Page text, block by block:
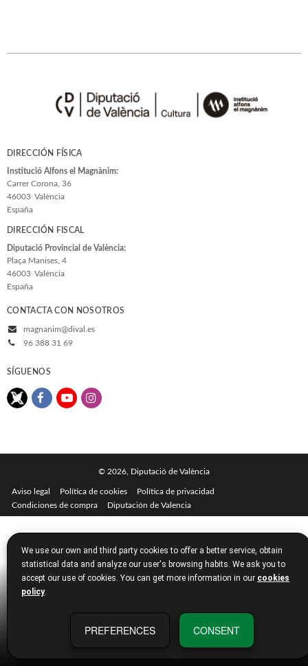
DIRECCIÓN FÍSICA
Institució Alfons el Magnànim:
Carrer Corona, 36
46003 València
España
DIRECCIÓN FISCAL
Diputació Provincial de València:
Plaça Manises, 4
46003 València
España
CONTACTA CON NOSOTROS
magnanim@dival.es
96 388 31 69
SÍGUENOS
© 2026, Diputació de València
Aviso legal Política de cookies
Política de privacidad
Condiciones de compra
Diputación de Valencia
We use our own and third party cookies to offer a better service, obtain
statistical data and analyze our user's browsing habits. We ask you to
accept our use of cookies. You can get more information in our cookies
policy.
PREFERENCES CONSENT